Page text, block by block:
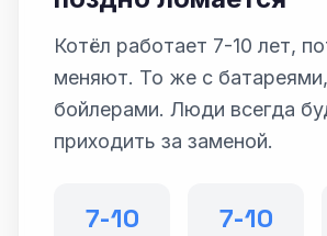
Котёл работает 7-10 лет,
меняют. То же с
бойлерами. Люди всегда
приходить за заменой.
7-10 7-10